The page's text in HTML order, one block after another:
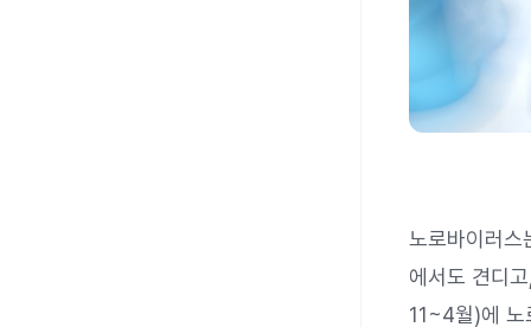
노로바이러
에서도 견디
11~4월)에